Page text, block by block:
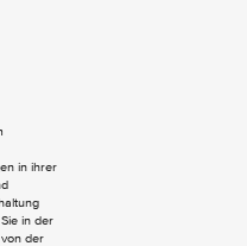
in ihrer
in der
der